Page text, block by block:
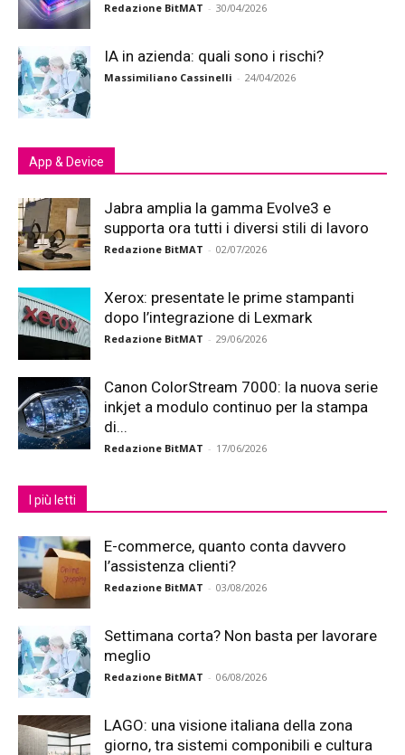
Redazione BitMAT - 30/04/2026
IA in azienda: quali sono i rischi?
Massimiliano Cassinelli - 24/04/2026
App & Device
Jabra amplia la gamma Evolve3 e
supporta ora tutti i diversi stili di lavoro
Redazione BitMAT - 02/07/2026
Xerox: presentate le prime stampanti
dopo l’integrazione di Lexmark
Redazione BitMAT - 29/06/2026
Canon ColorStream 7000: la nuova serie
inkjet a modulo continuo per la stampa
di...
Redazione BitMAT - 17/06/2026
I più letti
E-commerce, quanto conta davvero
l’assistenza clienti?
Redazione BitMAT - 03/08/2026
Settimana corta? Non basta per lavorare
meglio
Redazione BitMAT - 06/08/2026
LAGO: una visione italiana della zona
giorno, tra sistemi componibili e cultura